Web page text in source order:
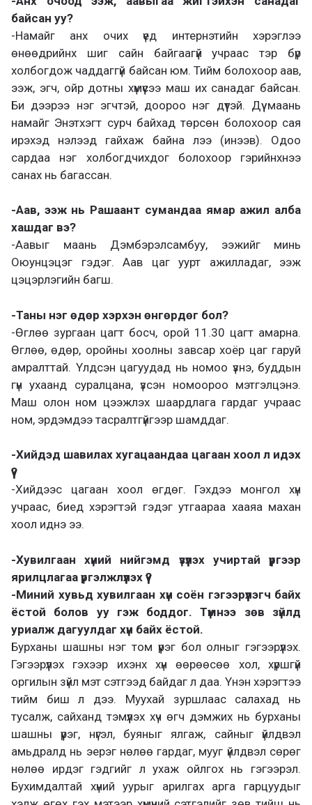
байсан уу?
-Намайг анх очих үед интернэтийн хэрэглээ
өнөөдрийнх шиг сайн байгаагүй учраас тэр бүр
холбогдож чаддаггүй байсан юм. Тийм болохоор аав,
ээж, эгч, ойр дотны хүмүүсээ маш их санадаг байсан.
Би дээрээ нэг эгчтэй, доороо нэг дүүтэй. Дүү маань
намайг Энэтхэгт сурч байхад төрсөн болохоор сая
ирэхэд нэлээд гайхаж байна лээ (инээв). Одоо
сардаа нэг холбогдчихдог болохоор гэрийнхнээ
санах нь багассан.
-Аав, ээж нь Рашаант сумандаа ямар ажил алба
хашдаг вэ?
-Аавыг маань Дэмбэрэлсамбуу, ээжийг минь
Оюунцэцэг гэдэг. Аав цаг уурт ажилладаг, ээж
цэцэрлэгийн багш.
-Таны нэг өдөр хэрхэн өнгөрдөг бол?
-Өглөө зургаан цагт босч, орой 11.30 цагт амарна.
Өглөө, өдөр, оройны хоолны завсар хоёр цаг гаруй
амралттай. Үлдсэн цагуудад нь номоо үзнэ, буддын
гүн ухаанд суралцана, үзсэн номоороо мэтгэлцэнэ.
Маш олон ном цээжлэх шаардлага гардаг учраас
ном, эрдэмдээ тасралтгүйгээр шамддаг.
-Хийдэд шавилах хугацаандаа цагаан хоол л идэх
үү?
-Хийдээс цагаан хоол өгдөг. Гэхдээ монгол хүн
учраас, биед хэрэгтэй гэдэг утгаараа хааяа махан
хоол иднэ ээ.
-Хувилгаан хүний нийгэмд үзүүлэх учиртай үүргээр
ярилцлагаа үргэлжлүүлэх үү?
-Миний хувьд хувилгаан хүн соён гэгээрүүлэгч байх
ёстой болов уу гэж боддог. Түмнээ зөв зүйлд
уриалж дагуулдаг хүн байх ёстой.
Бурханы шашны нэг том үүрэг бол олныг гэгээрүүлэх.
Гэгээрүүлэх гэхээр ихэнх хүн өөрөөсөө хол, хүршгүй
оргилын зүйл мэт сэтгээд байдаг л даа. Үнэн хэрэгтээ
тийм биш л дээ. Муухай зуршлаас салахад нь
тусалж, сайханд тэмүүлэх хүч өгч дэмжих нь бурханы
шашны үүрэг, нүгэл, буяныг ялгаж, сайныг үйлдвэл
амьдралд нь эерэг нөлөө гардаг, мууг үйлдвэл сөрөг
нөлөө ирдэг гэдгийг л ухаж ойлгох нь гэгээрэл.
Бухимдалтай хүний уурыг арилгах арга гарцуудыг